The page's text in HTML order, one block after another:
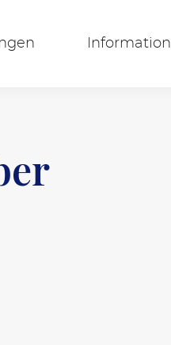
Information